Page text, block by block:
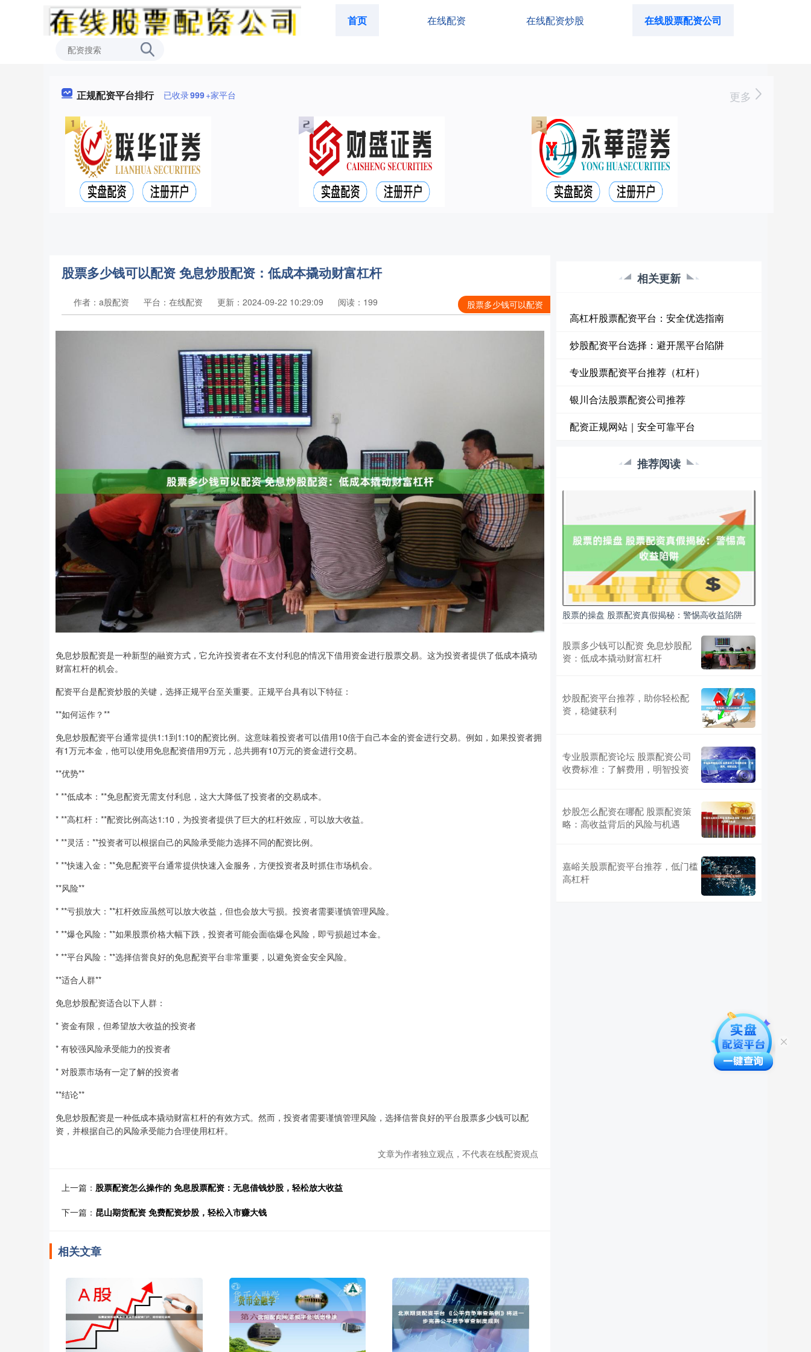
首页 在线配资 在线配资炒股 在线股票配资公司
正规配资平台排行 已收录999+家平台 更多
股票多少钱可以配资 免息炒股配资：低成本撬动财富杠杆
股票多少钱可以配资
作者：a股配资 平台：在线配资 更新：2024-09-22 10:29:09 阅读：199
免息炒股配资是一种新型的融资方式，它允许投资者在不支付利息的情况下借用资金进行股票交易。这为投资者提供了低成本撬动
财富杠杆的机会。
配资平台是配资炒股的关键，选择正规平台至关重要。正规平台具有以下特征：
**如何运作？**
免息炒股配资平台通常提供1:1到1:10的配资比例。这意味着投资者可以借用10倍于自己本金的资金进行交易。例如，如果投资者拥
有1万元本金，他可以使用免息配资借用9万元，总共拥有10万元的资金进行交易。
**优势**
* **低成本：**免息配资无需支付利息，这大大降低了投资者的交易成本。
* **高杠杆：**配资比例高达1:10，为投资者提供了巨大的杠杆效应，可以放大收益。
* **灵活：**投资者可以根据自己的风险承受能力选择不同的配资比例。
* **快速入金：**免息配资平台通常提供快速入金服务，方便投资者及时抓住市场机会。
**风险**
* **亏损放大：**杠杆效应虽然可以放大收益，但也会放大亏损。投资者需要谨慎管理风险。
* **爆仓风险：**如果股票价格大幅下跌，投资者可能会面临爆仓风险，即亏损超过本金。
* **平台风险：**选择信誉良好的免息配资平台非常重要，以避免资金安全风险。
**适合人群**
免息炒股配资适合以下人群：
* 资金有限，但希望放大收益的投资者
* 有较强风险承受能力的投资者
* 对股票市场有一定了解的投资者
**结论**
免息炒股配资是一种低成本撬动财富杠杆的有效方式。然而，投资者需要谨慎管理风险，选择信誉良好的平台股票多少钱可以配
资，并根据自己的风险承受能力合理使用杠杆。
文章为作者独立观点，不代表在线配资观点
上一篇： 股票配资怎么操作的 免息股票配资：无息借钱炒股，轻松放大收益
下一篇： 昆山期货配资 免费配资炒股，轻松入市赚大钱
相关文章
相关更新
高杠杆股票配资平台：安全优选指南
炒股配资平台选择：避开黑平台陷阱
专业股票配资平台推荐（杠杆）
银川合法股票配资公司推荐
配资正规网站｜安全可靠平台
推荐阅读
股票的操盘 股票配资真假揭秘：警惕高收益陷阱
股票多少钱可以配资 免息炒股配
资：低成本撬动财富杠杆
炒股配资平台推荐，助你轻松配
资，稳健获利
专业股票配资论坛 股票配资公司
收费标准：了解费用，明智投资
炒股怎么配资在哪配 股票配资策
略：高收益背后的风险与机遇
嘉峪关股票配资平台推荐，低门槛
高杠杆